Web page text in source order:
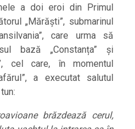
a doi eroi din Primul
„Mărăști”, submarinul
care urma să
bază „Constanța” și
cel care, în momentul
a executat salutul
brăzdează cerul,